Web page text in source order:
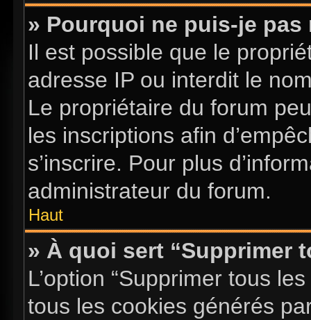
» Pourquoi ne puis-je pas
Il est possible que le
adresse IP ou interdit le
Le propriétaire du forum
les inscriptions afin
s’inscrire. Pour plus
administrateur du forum.
Haut
» À quoi sert “Supprimer
L’option “Supprimer tous
tous les cookies générés